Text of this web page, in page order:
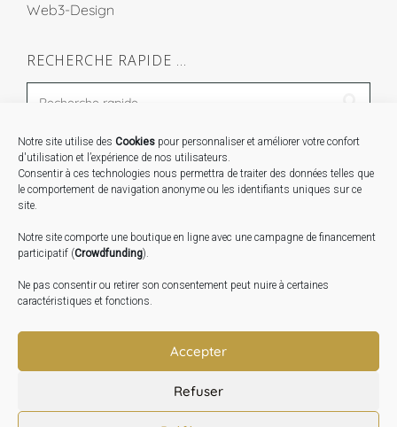
Notre site utilise des Cookies pour personnaliser et améliorer votre confort
d'utilisation et l’expérience de nos utilisateurs.
Consentir à ces technologies nous permettra de traiter des données telles que
le comportement de navigation anonyme ou les identifiants uniques sur ce
site.
Notre site comporte une boutique en ligne avec une campagne de financement
participatif (Crowdfunding).
Ne pas consentir ou retirer son consentement peut nuire à certaines
caractéristiques et fonctions.
Accepter
Refuser
Web3-Design
RECHERCHE RAPIDE …
STAGES …
Expo « Mesures de lumière » du 19 Sept au 29 Nov.
Inauguration de la Grange : Le 17 Oct. 2026
Atelier Image : L’art au service de la santé mentale –
10 Oct. 2026